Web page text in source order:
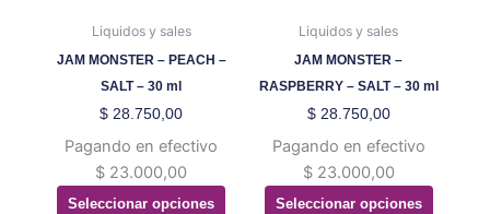
Liquidos y sales
JAM MONSTER – PEACH –
SALT – 30 ml
$ 28.750,00
Pagando en efectivo
$ 23.000,00
Seleccionar opciones
pueden
elegir
en
la
de
producto
Liquidos y sales
JAM MONSTER –
RASPBERRY – SALT – 30 ml
$28.750,00
Pagando en efectivo
$23.000,00
Seleccionar opciones
pueden
elegir
en
la
de
producto